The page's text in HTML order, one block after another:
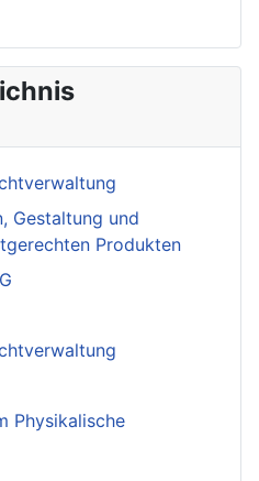
Gestaltung und
Produkten
Physikalische